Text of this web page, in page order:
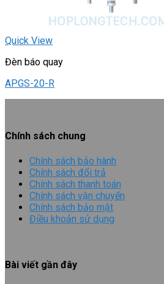
Quick View
Đèn báo quay
APGS-20-R
Chính sách chung
Chính sách bảo hành
Chính sách đổi trả
Chính sách thanh toán
Chính sách vận chuyển
Chính sách bảo mật
Điều khoản sử dụng
Bài viết gần đây